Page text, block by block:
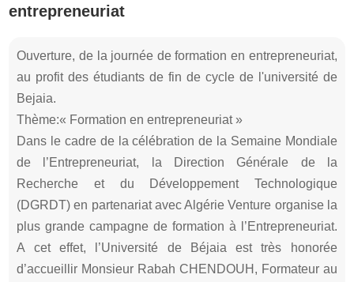
entrepreneuriat
Ouverture, de la journée de formation en entrepreneuriat,
au profit des étudiants de fin de cycle de l'université de
Bejaia.
Thème:« Formation en entrepreneuriat »
Dans le cadre de la célébration de la Semaine Mondiale
de l’Entrepreneuriat, la Direction Générale de la
Recherche et du Développement Technologique
(DGRDT) en partenariat avec Algérie Venture organise la
plus grande campagne de formation à l’Entrepreneuriat.
A cet effet, l’Université de Béjaia est très honorée
d’accueillir Monsieur Rabah CHENDOUH, Formateur au